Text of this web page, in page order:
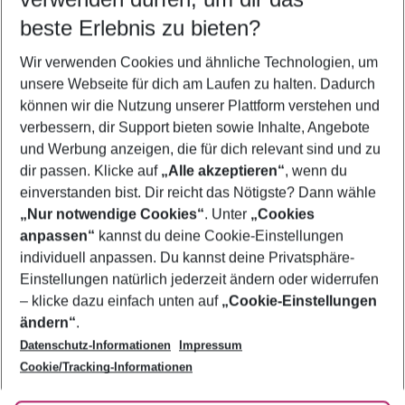
5-8 Nächte
2 Erwachsene Keine Kinder
Mehr Filter anzeigen
Footer
Footer navigation
Über uns
AGB
Bestpreisgarantie
Cookie-Einstellungen ändern
Cookie-Richtlinie
Agenturbetreuung
Barrierefreies Reisen
Folge uns
beste Erlebnis zu bieten?
Wir verwenden Cookies und ähnliche Technologien, um
unsere Webseite für dich am Laufen zu halten. Dadurch
können wir die Nutzung unserer Plattform verstehen und
verbessern, dir Support bieten sowie Inhalte, Angebote
und Werbung anzeigen, die für dich relevant sind und zu
dir passen. Klicke auf „Alle akzeptieren“, wenn du
einverstanden bist. Dir reicht das Nötigste? Dann wähle
„Nur notwendige Cookies“. Unter „Cookies
anpassen“ kannst du deine Cookie-Einstellungen
individuell anpassen. Du kannst deine Privatsphäre-
Einstellungen natürlich jederzeit ändern oder widerrufen
– klicke dazu einfach unten auf „Cookie-Einstellungen
ändern“.
Datenschutz-Informationen
Impressum
Cookie/Tracking-Informationen